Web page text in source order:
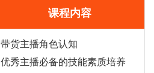
课程内容
带货主播角色认知
优秀主播必备的技能素质培养